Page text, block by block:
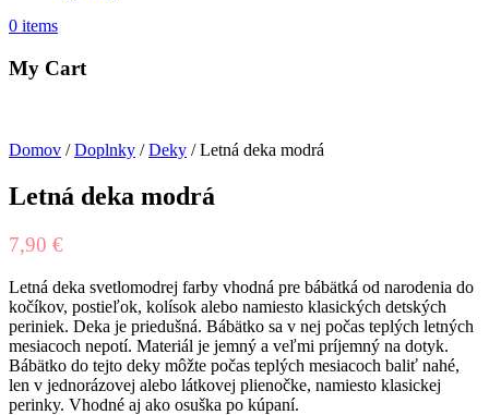
0 items
My Cart
Domov /Doplnky /Deky / Letná deka modrá
Letná deka modrá
7,90 €
Letná deka svetlomodrej farby vhodná pre bábätká od narodenia do
kočíkov, postieľok, kolísok alebo namiesto klasických detských
periniek. Deka je priedušná. Bábätko sa v nej počas teplých letných
mesiacoch nepotí. Materiál je jemný a veľmi príjemný na dotyk.
Bábätko do tejto deky môžte počas teplých mesiacoch baliť nahé,
len v jednorázovej alebo látkovej plienočke, namiesto klasickej
perinky. Vhodné aj ako osuška po kúpaní.